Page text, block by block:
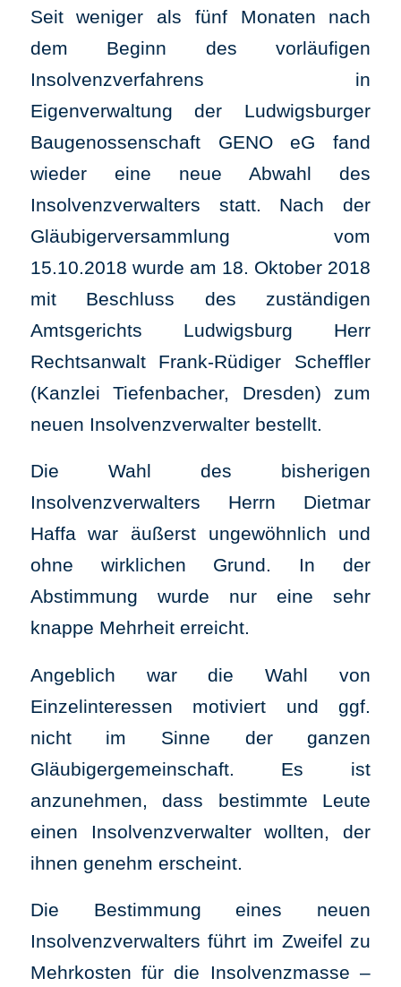
Seit weniger als fünf Monaten nach
dem Beginn des vorläufigen
Insolvenzverfahrens in
Eigenverwaltung der Ludwigsburger
Baugenossenschaft GENO eG fand
wieder eine neue Abwahl des
Insolvenzverwalters statt. Nach der
Gläubigerversammlung vom
15.10.2018 wurde am 18. Oktober 2018
mit Beschluss des zuständigen
Amtsgerichts Ludwigsburg Herr
Rechtsanwalt Frank-Rüdiger Scheffler
(Kanzlei Tiefenbacher, Dresden) zum
neuen Insolvenzverwalter bestellt.
Die Wahl des bisherigen
Insolvenzverwalters Herrn Dietmar
Haffa war äußerst ungewöhnlich und
ohne wirklichen Grund. In der
Abstimmung wurde nur eine sehr
knappe Mehrheit erreicht.
Angeblich war die Wahl von
Einzelinteressen motiviert und ggf.
nicht im Sinne der ganzen
Gläubigergemeinschaft. Es ist
anzunehmen, dass bestimmte Leute
einen Insolvenzverwalter wollten, der
ihnen genehm erscheint.
Die Bestimmung eines neuen
Insolvenzverwalters führt im Zweifel zu
Mehrkosten für die Insolvenzmasse –